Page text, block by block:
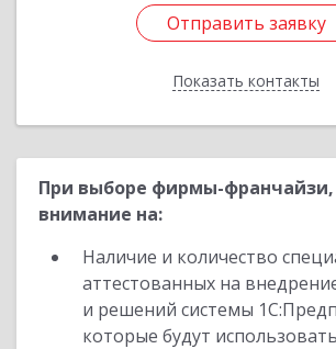
Отправить заявку
Показать контакты
Отправить заявку
Назад
При выборе фирмы-франчайзи,
внимание на:
Наличие и количество
аттестованных на
и решений системы
которые будут